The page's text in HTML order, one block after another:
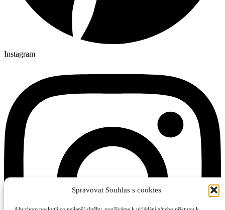
Spravovat Souhlas s cookies
Instagram